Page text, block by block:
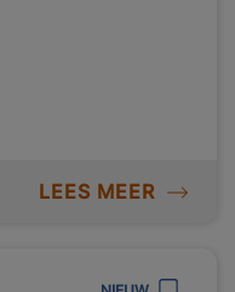
LEES MEER